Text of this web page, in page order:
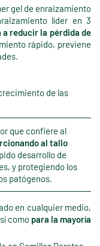
gel de enraizamiento
líder en 3
a reducir la pérdida de
rápido, previene
de las
que confiere al
al tallo
desarrollo de
y protegiendo los
patógenos.
en cualquier medio,
como para la mayoría